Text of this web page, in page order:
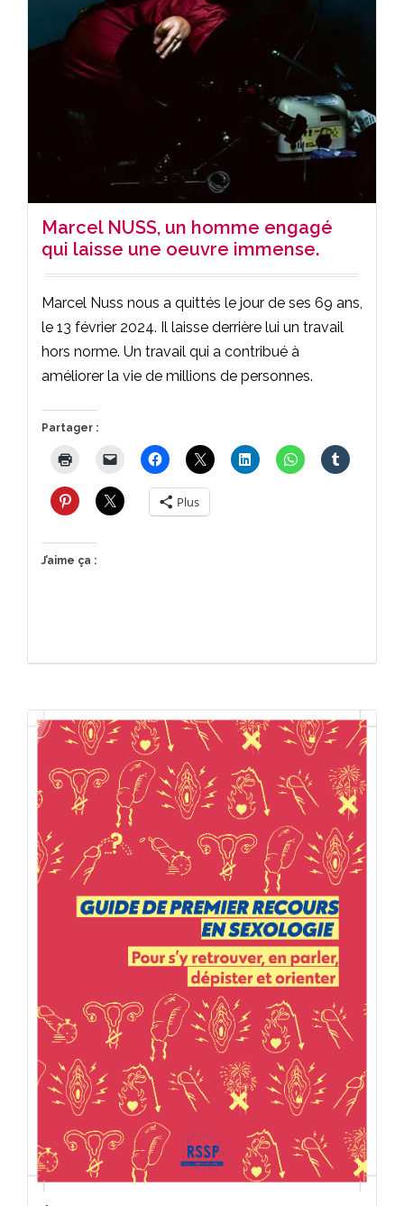
Marcel NUSS, un homme engagé
qui laisse une oeuvre immense.
Marcel Nuss nous a quittés le jour de ses 69 ans,
le 13 février 2024. Il laisse derrière lui un travail
hors norme. Un travail qui a contribué à
améliorer la vie de millions de personnes.
Partager :
Plus
J’aime ça :